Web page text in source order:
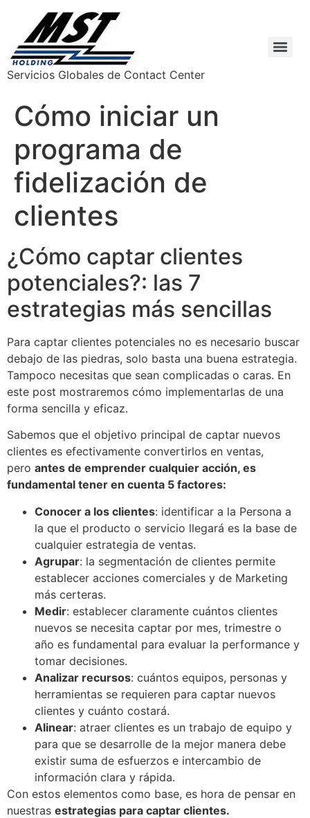
Servicios Globales de Contact Center
Cómo iniciar un
programa de
fidelización de
clientes
¿Cómo captar clientes
potenciales?: las 7
estrategias más sencillas
Para captar clientes potenciales no es necesario buscar
debajo de las piedras, solo basta una buena estrategia.
Tampoco necesitas que sean complicadas o caras. En
este post mostraremos cómo implementarlas de una
forma sencilla y eficaz.
Sabemos que el objetivo principal de captar nuevos
clientes es efectivamente convertirlos en ventas,
pero antes de emprender cualquier acción, es
fundamental tener en cuenta 5 factores:
Conocer a los clientes: identificar a la Persona a
la que el producto o servicio llegará es la base de
cualquier estrategia de ventas.
Agrupar: la segmentación de clientes permite
establecer acciones comerciales y de Marketing
más certeras.
Medir: establecer claramente cuántos clientes
nuevos se necesita captar por mes, trimestre o
año es fundamental para evaluar la performance y
tomar decisiones.
Analizar recursos: cuántos equipos, personas y
herramientas se requieren para captar nuevos
clientes y cuánto costará.
Alinear: atraer clientes es un trabajo de equipo y
para que se desarrolle de la mejor manera debe
existir suma de esfuerzos e intercambio de
información clara y rápida.
Con estos elementos como base, es hora de pensar en
nuestras estrategias para captar clientes.